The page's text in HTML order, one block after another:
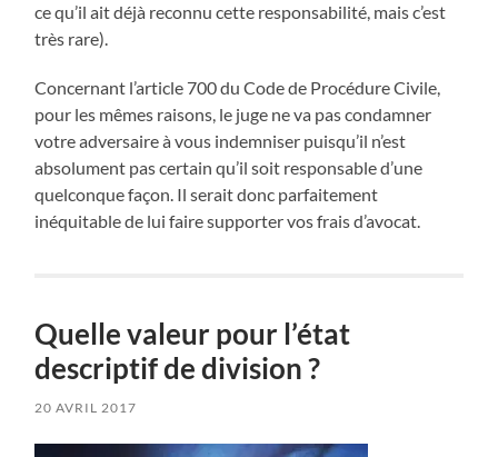
ce qu’il ait déjà reconnu cette responsabilité, mais c’est
très rare).
Concernant l’article 700 du Code de Procédure Civile,
pour les mêmes raisons, le juge ne va pas condamner
votre adversaire à vous indemniser puisqu’il n’est
absolument pas certain qu’il soit responsable d’une
quelconque façon. Il serait donc parfaitement
inéquitable de lui faire supporter vos frais d’avocat.
Quelle valeur pour l’état
descriptif de division ?
20 AVRIL 2017